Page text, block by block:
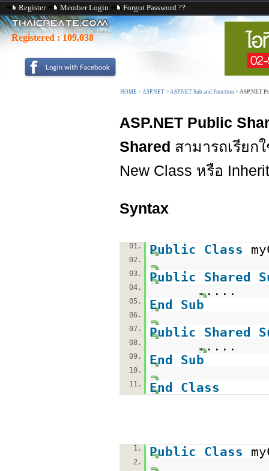
Register Member Login Forgot Password ??
Registered : 109,038
HOME > ASP.NET > ASP.NET Sub and Function > ASP.NET
ASP.NET Public
Shared สามารถเรียก
New Class หรือ
Syntax
01. Public Class
02.
03.
Public Shared
04. .....
05. End Sub
06.
07.
Public Shared
08. .....
09. End Sub
10.
11.
End Class
1. Public Class
2.